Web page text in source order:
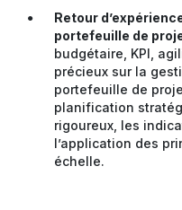
Retour
portefeuille de
budgétaire, KPI,
précieux sur la
portefeuille de
planification
rigoureux, les
l’application des
échelle.